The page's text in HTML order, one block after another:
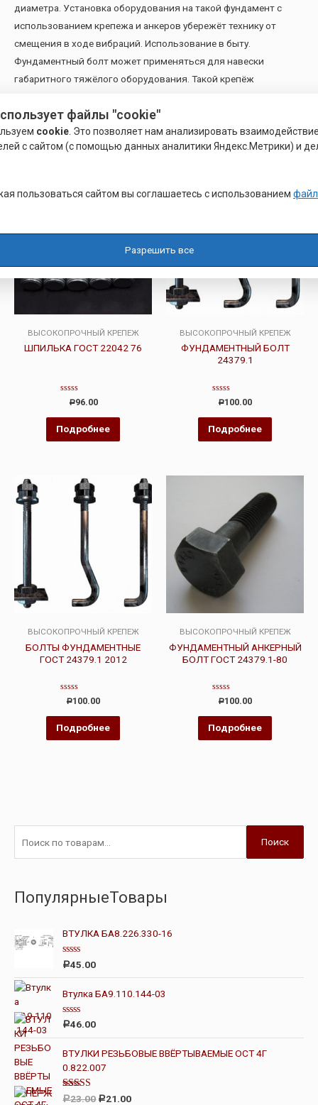
диаметра. Установка оборудования на такой фундамент с
использованием крепежа и анкеров убережёт технику от
смещения в ходе вибраций. Использование в быту.
Фундаментный болт может применяться для навески
габаритного тяжёлого оборудования. Такой крепёж
саморезы с дюбелями.
Похожие товары
ВЫСОКОПРОЧНЫЙ КРЕПЕЖ
ШПИЛЬКА ГОСТ 22042 76
Оценка
из
5
Р96.00
Подробнее
ВЫСОКОПРОЧНЫЙ КРЕПЕЖ
ФУНДАМЕНТНЫЙ БОЛТ
24379.1
Оценка
из
5
Р100.00
Подробнее
ВЫСОКОПРОЧНЫЙ КРЕПЕЖ
БОЛТЫ ФУНДАМЕНТНЫЕ
ГОСТ 24379.1 2012
Оценка
из
5
Р100.00
Подробнее
ВЫСОКОПРОЧНЫЙ КРЕПЕЖ
ФУНДАМЕНТНЫЙ АНКЕРНЫЙ
БОЛТ ГОСТ 24379.1-80
Оценка
из
5
Р100.00
Подробнее
Поиск
ПопулярныеТовары
ВТУЛКА БА8.226.330-16
О
е
н
к
а
0
и
з
Р45.00
Втулка БА9.110.144-03
О
е
н
к
а
0
и
з
Р46.00
ВТУЛКИ РЕЗЬБОВЫЕ ВВЁРТЫВАЕМЫЕ ОСТ 4Г
0.822.007
Оценка
Р23.00 Р21.00
файлы "cookie"
cookie . Это позволяет нам анализировать
с сайтом (с помощью данных аналитики Яндекс.Метрики) и
пользоваться сайтом вы соглашаетесь с использованием
Разрешить все